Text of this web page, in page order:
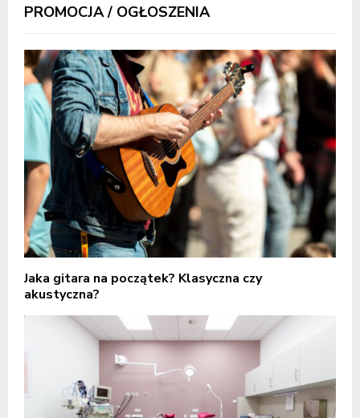
PROMOCJA / OGŁOSZENIA
Jaka gitara na początek? Klasyczna czy
akustyczna?